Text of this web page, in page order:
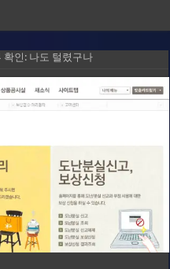
확인: 나도 털렸구나